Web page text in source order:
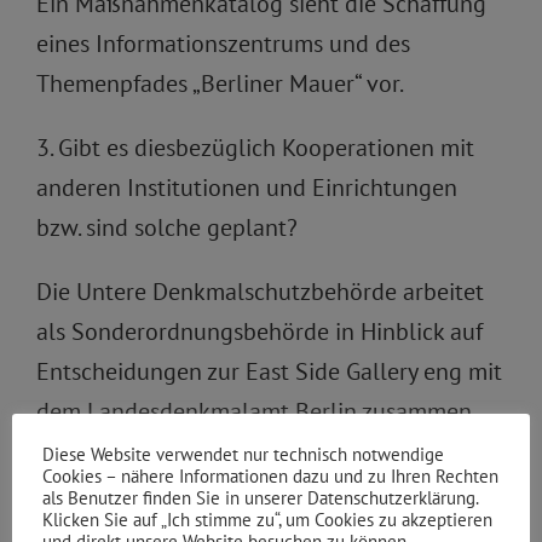
eines Informationszentrums und des
Themenpfades „Berliner Mauer“ vor.
3. Gibt es diesbezüglich Kooperationen mit
anderen Institutionen und Einrichtungen
bzw. sind solche geplant?
Die Untere Denkmalschutzbehörde arbeitet
als Sonderordnungsbehörde in Hinblick auf
Entscheidungen zur East Side Gallery eng mit
dem Landesdenkmalamt Berlin zusammen.
Die durch den Denkmalpflege- und
Entwicklungsplan festgeschriebenen
Leitlinien sind Grundlage der
Diese Website verwendet nur technisch notwendige
Cookies – nähere Informationen dazu und zu Ihren Rechten
als Benutzer finden Sie in unserer Datenschutzerklärung.
Klicken Sie auf „Ich stimme zu“, um Cookies zu akzeptieren